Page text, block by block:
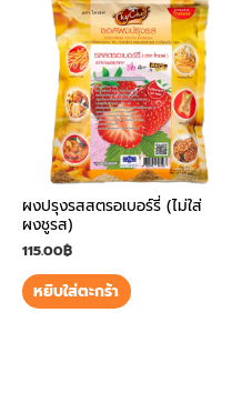
ผงปรุงรสสตรอเบอร์รี่ (ไม่ใส่
ผงชูรส)
115.00฿
หยิบใส่ตะกร้า